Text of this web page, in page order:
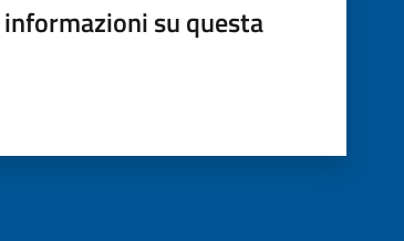
su questa